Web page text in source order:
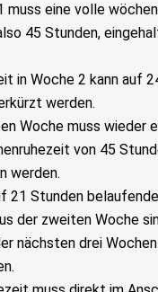
muss eine volle
45 Stunden,
in Woche 2 kann auf
werden.
Woche muss wieder
von 45
werden.
21 Stunden belaufende
der zweiten Woche
nächsten drei Wochen